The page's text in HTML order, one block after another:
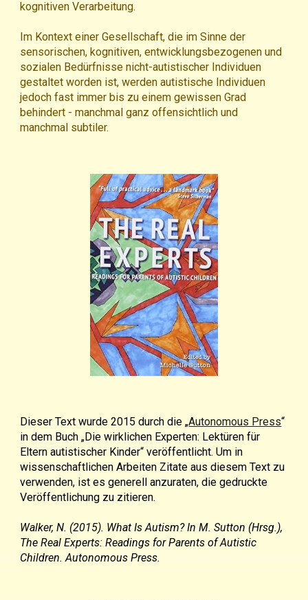
kognitiven Verarbeitung.
Im Kontext einer Gesellschaft, die im Sinne der
sensorischen, kognitiven, entwicklungsbezogenen und
sozialen Bedürfnisse nicht-autistischer Individuen
gestaltet worden ist, werden autistische Individuen
jedoch fast immer bis zu einem gewissen Grad
behindert - manchmal ganz offensichtlich und
manchmal subtiler.
Dieser Text wurde 2015 durch die „Autonomous Press“
in dem Buch „Die wirklichen Experten: Lektüren für
Eltern autistischer Kinder“ veröffentlicht. Um in
wissenschaftlichen Arbeiten Zitate aus diesem Text zu
verwenden, ist es generell anzuraten, die gedruckte
Veröffentlichung zu zitieren.
Walker, N. (2015). What Is Autism? In M. Sutton (Hrsg.),
The Real Experts: Readings for Parents of Autistic
Children. Autonomous Press.